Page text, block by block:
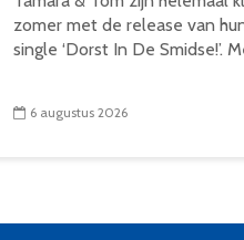
zomer met de release van
single ‘Dorst In De Smidse!’.
6 augustus 2026